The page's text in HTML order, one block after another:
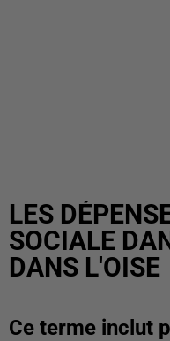
LES
SOCIALE
DANS L'OISE
Ce terme inclut